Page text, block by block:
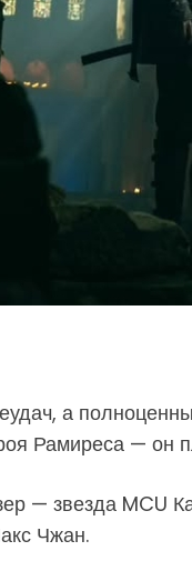
а
Рамиреса — он
— звезда MCU
Чжан.